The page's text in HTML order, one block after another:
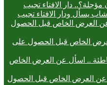
دار الافتاء تجيب
شاب يسأل ودار الافتاء تجيب
العرض الخاص قبل الحصول
الخاص قبل الحصول على
.. اسأل عن العرض الخاص
عن العرض الخاص قبل الحصول